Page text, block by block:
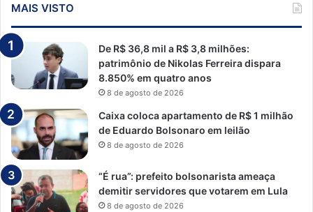
MAIS VISTO
De R$ 36,8 mil a R$ 3,8 milhões:
patrimônio de Nikolas Ferreira dispara
8.850% em quatro anos
8 de agosto de 2026
Caixa coloca apartamento de R$ 1 milhão
de Eduardo Bolsonaro em leilão
8 de agosto de 2026
“É rua”: prefeito bolsonarista ameaça
demitir servidores que votarem em Lula
8 de agosto de 2026